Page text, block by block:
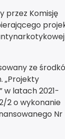
przez Komisję
ze
„Projekty
w latach 2021-
2 o wykonanie
Nr